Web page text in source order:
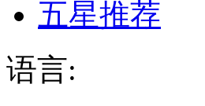
五星推荐
语言: